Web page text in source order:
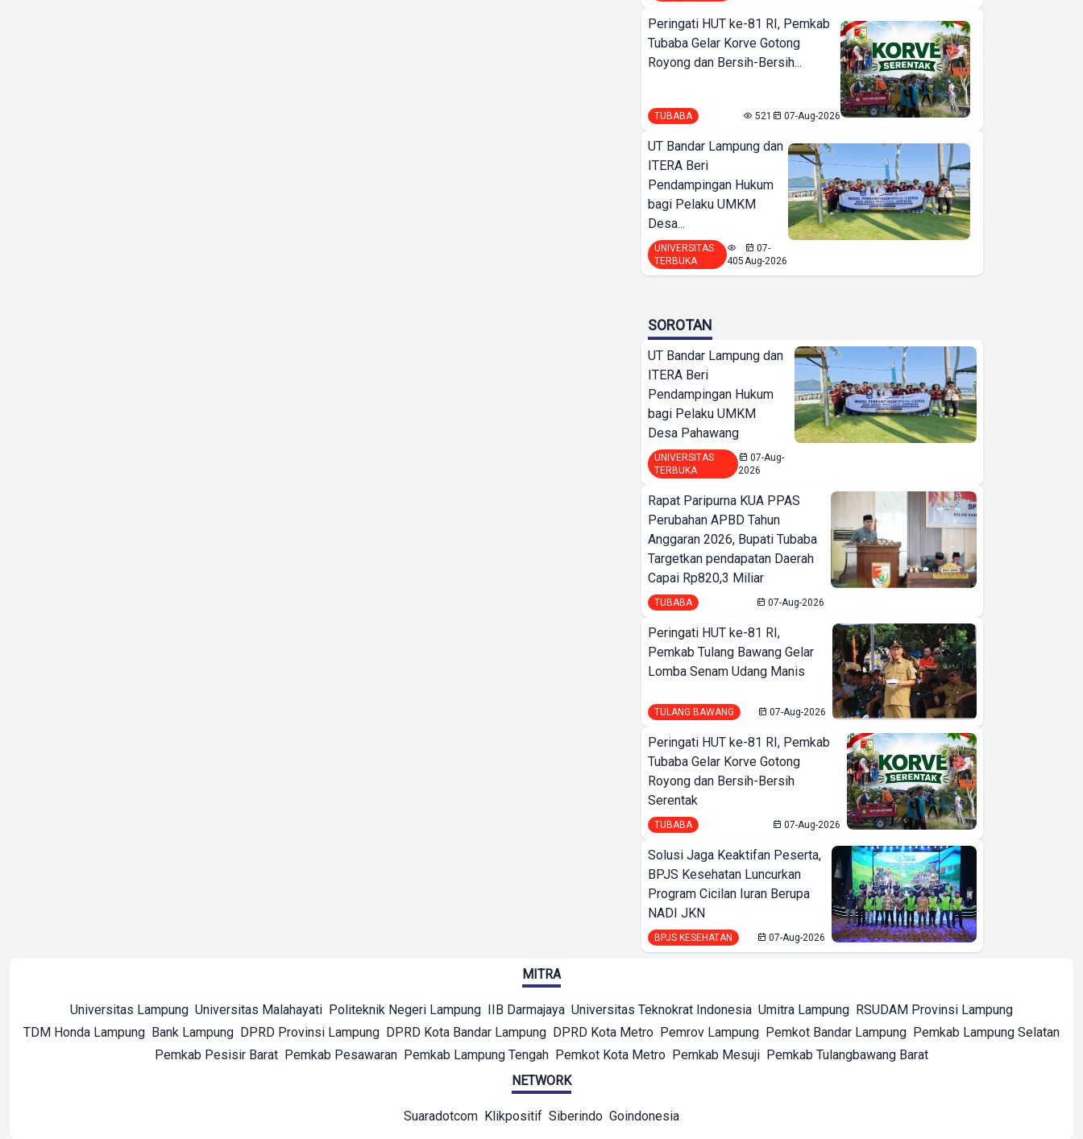
Peringati HUT ke-81 RI, Pemkab
Tubaba Gelar Korve Gotong
Royong dan Bersih-Bersih...
TUBABA 521 07-Aug-2026
UT Bandar Lampung dan
ITERA Beri
Pendampingan Hukum
bagi Pelaku UMKM
Desa...
UNIVERSITAS
TERBUKA
405
07-
Aug-2026
SOROTAN
UT Bandar Lampung dan
ITERA Beri
Pendampingan Hukum
bagi Pelaku UMKM
Desa Pahawang
UNIVERSITAS
TERBUKA
07-Aug-
2026
Rapat Paripurna KUA PPAS
Perubahan APBD Tahun
Anggaran 2026, Bupati Tubaba
Targetkan pendapatan Daerah
Capai Rp820,3 Miliar
TUBABA 07-Aug-2026
Peringati HUT ke-81 RI,
Pemkab Tulang Bawang Gelar
Lomba Senam Udang Manis
TULANG BAWANG 07-Aug-2026
Peringati HUT ke-81 RI, Pemkab
Tubaba Gelar Korve Gotong
Royong dan Bersih-Bersih
Serentak
TUBABA 07-Aug-2026
Solusi Jaga Keaktifan Peserta,
BPJS Kesehatan Luncurkan
Program Cicilan Iuran Berupa
NADI JKN
BPJS KESEHATAN 07-Aug-2026
MITRA
Universitas Lampung Universitas Malahayati Politeknik Negeri Lampung IIB Darmajaya Universitas Teknokrat Indonesia Umitra Lampung RSUDAM Provinsi Lampung
TDM Honda Lampung Bank Lampung DPRD Provinsi Lampung DPRD Kota Bandar Lampung DPRD Kota Metro Pemrov Lampung Pemkot Bandar Lampung Pemkab Lampung Selatan
Pemkab Pesisir Barat Pemkab Pesawaran Pemkab Lampung Tengah Pemkot Kota Metro Pemkab Mesuji Pemkab Tulangbawang Barat
NETWORK
Suaradotcom Klikpositif Siberindo Goindonesia